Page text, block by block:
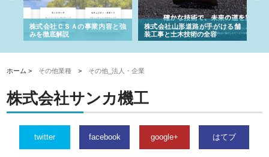
株式会社ＣＳＡの事業内容と強
みを徹底解説
株式会社山形道路が手がける舗
装工事と土木技術の全容
ホーム > その他業種 > その他_法人・企業
株式会社サンカ機工
twitter facebook google+ はてブ